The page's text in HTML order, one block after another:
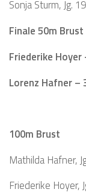
Sonja Sturm, Jg.
Finale 50m
Friederike Hoyer
Lorenz Hafner –
100m Brust
Mathilda Hafner,
Friederike Hoyer,